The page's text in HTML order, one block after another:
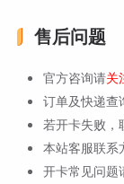
售后问题
官方咨询请关
订单及快递查
若开卡失败，
本站客服联系
开卡常见问题